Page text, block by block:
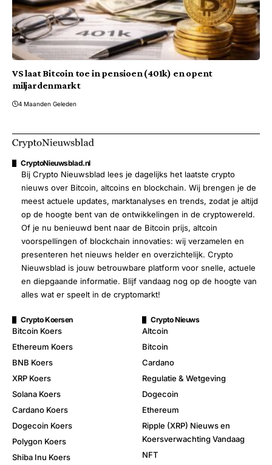
VS laat Bitcoin toe in pensioen (401k) en opent
miljardenmarkt
4 Maanden Geleden
CryptoNieuwsblad.nl
Bij Crypto Nieuwsblad lees je dagelijks het laatste crypto
nieuws over Bitcoin, altcoins en blockchain. Wij brengen je de
meest actuele updates, marktanalyses en trends, zodat je altijd
op de hoogte bent van de ontwikkelingen in de cryptowereld.
Of je nu benieuwd bent naar de Bitcoin prijs, altcoin
voorspellingen of blockchain innovaties: wij verzamelen en
presenteren het nieuws helder en overzichtelijk. Crypto
Nieuwsblad is jouw betrouwbare platform voor snelle, actuele
en diepgaande informatie. Blijf vandaag nog op de hoogte van
alles wat er speelt in de cryptomarkt!
Crypto Koersen
Bitcoin Koers
Ethereum Koers
BNB Koers
XRP Koers
Solana Koers
Cardano Koers
Dogecoin Koers
Polygon Koers
Shiba Inu Koers
Crypto Nieuws
Altcoin
Bitcoin
Cardano
Regulatie & Wetgeving
Dogecoin
Ethereum
Ripple (XRP) Nieuws en
Koersverwachting Vandaag
NFT